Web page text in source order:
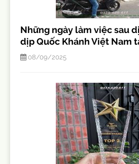
Những ngày làm việc sau
dịp Quốc Khánh Việt Nam
08/09/2025